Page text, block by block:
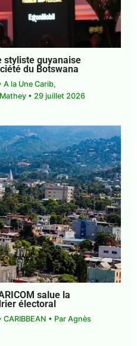
styliste guyanaise
du Botswana
• 29 juillet 2026
salue la
électoral
CARIBBEAN• Par